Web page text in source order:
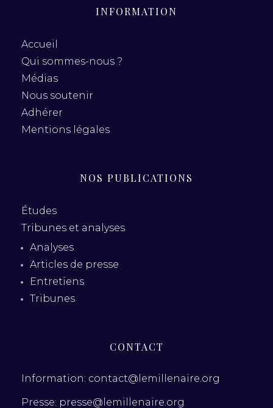
INFORMATION
Accueil
Qui sommes-nous ?
Médias
Nous soutenir
Adhérer
Mentions légales
NOS PUBLICATIONS
Études
Tribunes et analyses
Analyses
Articles de presse
Entretiens
Tribunes
CONTACT
Information: contact@lemillenaire.org
Presse: presse@lemillenaire.org